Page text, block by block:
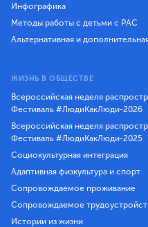
Инфографика
Методы работы с детьми с РАС
Альтернативная и
ЖИЗНЬ В ОБЩЕСТВЕ
Всероссийская неделя
Фестиваль #ЛюдиКакЛюди-2026
Всероссийская неделя
Фестиваль #ЛюдиКакЛюди-2025
Социокультурная интеграция
Адаптивная физкультура и спорт
Сопровождаемое проживание
Сопровождаемое
Истории из жизни